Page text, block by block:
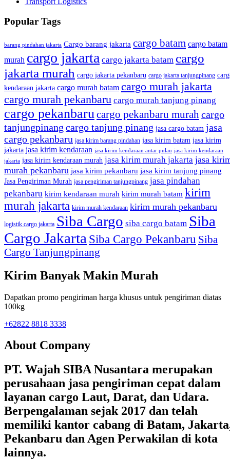
Popular Tags
barang pindahan jakarta Cargo barang jakarta cargo batam cargo batam
murah cargo jakarta cargo jakarta batam cargo
jakarta murah cargo jakarta pekanbaru cargo jakarta tanjungpinang
kendaraan jakarta cargo murah batam cargo murah jakarta
cargo murah pekanbaru cargo murah tanjung pinang
cargo pekanbaru cargo pekanbaru murah cargo
tanjungpinang cargo tanjung pinang jasa cargo batam jasa
cargo pekanbaru jasa kirim barang pindahan jasa kirim batam jasa kirim
jakarta jasa kirim kendaraan jasa kirim kendaraan antar pulau jasa kirim kendaraan
jakarta jasa kirim kendaraan murah jasa kirim murah jakarta jasa
murah pekanbaru jasa kirim pekanbaru jasa kirim tanjung pinang
Jasa Pengiriman Murah jasa pengiriman tanjungpinang jasa pindahan
pekanbaru kirim kendaraan murah kirim murah batam kirim
murah jakarta kirim murah kendaraan kirim murah pekanbaru
logistik cargo jakarta Siba Cargo siba cargo batam Siba
Cargo Jakarta Siba Cargo Pekanbaru Siba
Cargo Tanjungpinang
Kirim Banyak Makin Murah
Dapatkan promo pengiriman harga khusus untuk pengiriman diatas
100kg
+62822 8818 3338
About Company
PT. Wajah SIBA Nusantara merupakan
perusahaan jasa pengiriman cepat dalam
layanan cargo Laut, Darat, dan Udara.
Berpengalaman sejak 2017 dan telah
memiliki kantor cabang di Batam,
Pekanbaru dan Agen Perwakilan di kota
lainnya.